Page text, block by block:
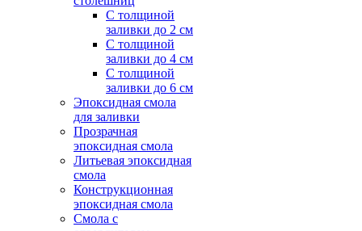
С толщиной
заливки до 2 см
С толщиной
заливки до 4 см
С толщиной
заливки до 6 см
Эпоксидная смола
для заливки
Прозрачная
эпоксидная смола
Литьевая эпоксидная
смола
Конструкционная
эпоксидная смола
Смола с